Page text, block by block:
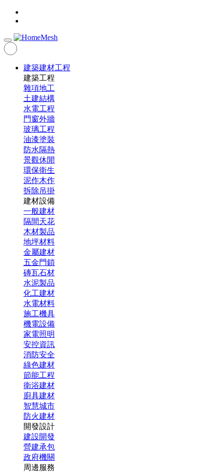
建築建材工程
建築工程
雜項地工
土建結構
水電工程
門窗外牆
玻璃工程
油漆塗裝
防水隔熱
景觀休閒
環保衛生
泥作木作
拆除吊掛
建材設備
一般建材
隔間天花
木材製品
地坪材料
金屬建材
五金門鎖
磚瓦石材
水泥製品
化工建材
水電材料
施工機具
機電設備
家電照明
安控資訊
消防安全
綠色建材
節能工程
衛浴建材
廚具建材
智慧城市
防火建材
開發設計
建設開發
營建承包
政府機關
周邊服務